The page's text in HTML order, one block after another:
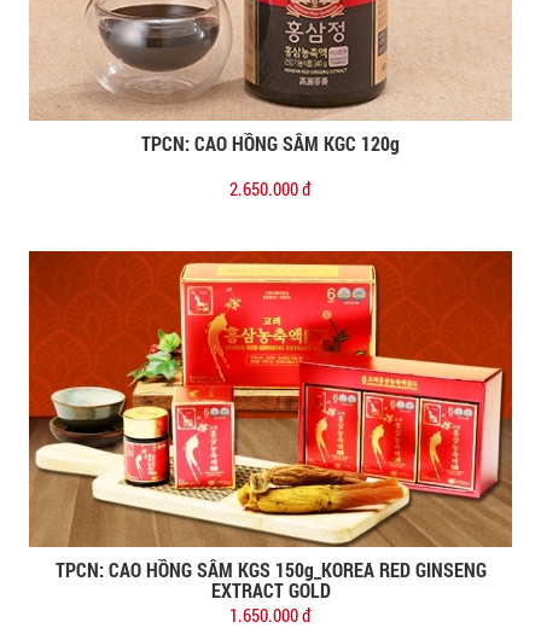
Đặt mua
TPCN: CAO HỒNG SÂM KGC 120g
2.650.000 đ
Đặt mua
TPCN: CAO HỒNG SÂM KGS 150g_KOREA RED GINSENG
EXTRACT GOLD
1.650.000 đ